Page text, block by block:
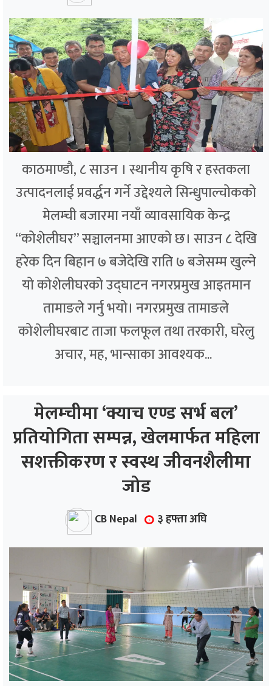
काठमाण्डौ, ८ साउन । स्थानीय कृषि र हस्तकला
उत्पादनलाई प्रवर्द्धन गर्ने उद्देश्यले सिन्धुपाल्चोकको
मेलम्ची बजारमा नयाँ व्यावसायिक केन्द्र
“कोशेलीघर” सञ्चालनमा आएको छ। साउन ८ देखि
हरेक दिन बिहान ७ बजेदेखि राति ७ बजेसम्म खुल्ने
यो कोशेलीघरको उद्घाटन नगरप्रमुख आइतमान
तामाङले गर्नु भयो। नगरप्रमुख तामाङले
कोशेलीघरबाट ताजा फलफूल तथा तरकारी, घरेलु
अचार, मह, भान्साका आवश्यक...
मेलम्चीमा ‘क्याच एण्ड सर्भ बल’
प्रतियोगिता सम्पन्न, खेलमार्फत महिला
सशक्तीकरण र स्वस्थ जीवनशैलीमा
जोड
CB Nepal ३ हफ्ता अघि